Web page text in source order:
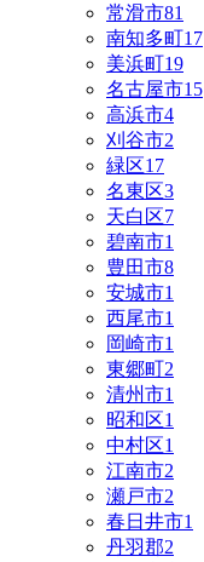
常滑市81
南知多町17
美浜町19
名古屋市15
高浜市4
刈谷市2
緑区17
名東区3
天白区7
碧南市1
豊田市8
安城市1
西尾市1
岡崎市1
東郷町2
清州市1
昭和区1
中村区1
江南市2
瀬戸市2
春日井市1
丹羽郡2